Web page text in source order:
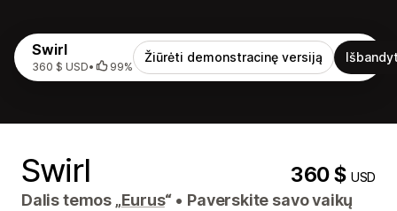
Swirl
360 $ USD• 99%
Žiūrėti demonstracinę versiją
Swirl 360 $USD
Dalis temos „Eurus“ • Paverskite savo vaikų